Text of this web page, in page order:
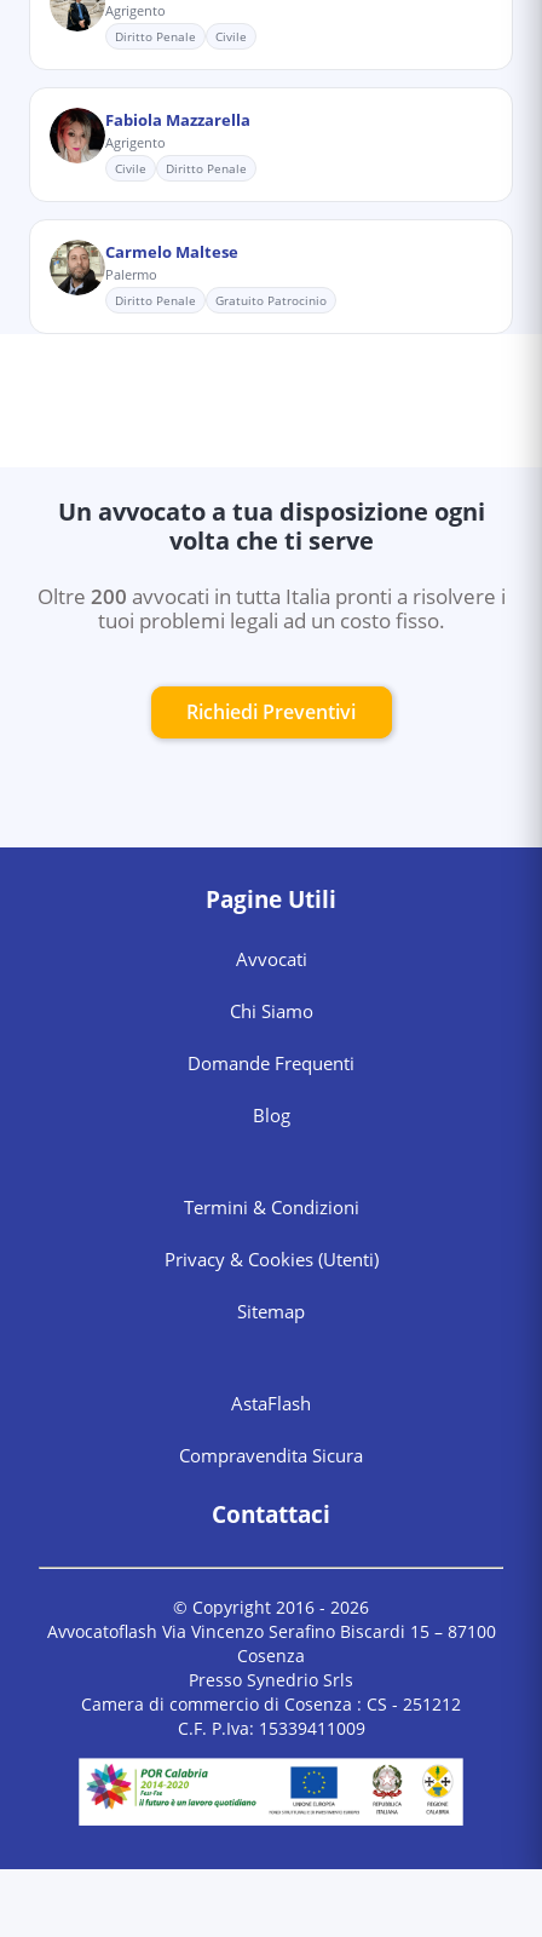
Agrigento
Diritto Penale Civile
Fabiola Mazzarella
Agrigento
Civile Diritto Penale
Carmelo Maltese
Palermo
Diritto Penale Gratuito Patrocinio
Un avvocato a tua disposizione ogni
volta che ti serve
Oltre 200 avvocati in tutta Italia pronti a risolvere i
tuoi problemi legali ad un costo fisso.
Richiedi Preventivi
Pagine Utili
Avvocati
Chi Siamo
Domande Frequenti
Blog
Termini & Condizioni
Privacy & Cookies (Utenti)
Sitemap
AstaFlash
Compravendita Sicura
Contattaci
© Copyright 2016 - 2026
Avvocatoflash Via Vincenzo Serafino Biscardi 15 – 87100
Cosenza
Presso Synedrio Srls
Camera di commercio di Cosenza : CS - 251212
C.F. P.Iva: 15339411009